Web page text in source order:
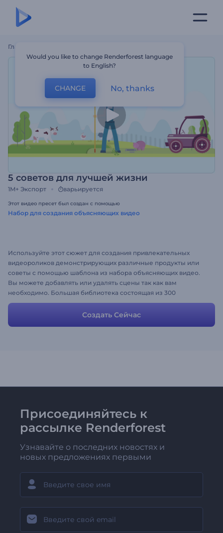
Главная
5 советов для лучшей жизни
1M+ Экспорт варьируется
Этот видео пресет был создан с помощью
Набор для создания объясняющих видео
Используйте этот сюжет для создания привлекательных
видеороликов демонстрирующих различные продукты или
советы с помощью шаблона из набора объясняющих видео.
Вы можете добавлять или удалять сцены так как вам
необходимо. Большая библиотека состоящая из 300
доступных для настройки сцен.
Создать Сейчас
Присоединяйтесь к
рассылке Renderforest
Узнавайте о последних новостях и
новых предложениях первыми
Would you like to change Renderforest language
to English?
CHANGE No, thanks